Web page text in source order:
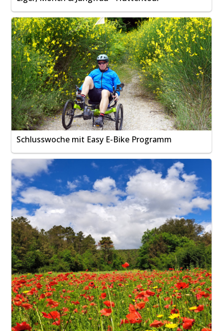
Schlusswoche mit Easy E-Bike Programm